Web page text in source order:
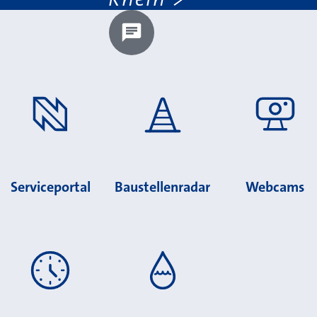
Chatbot laden?
Serviceportal Baustellenradar Webcams